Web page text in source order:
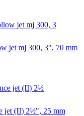
jet mj 300, 3", 70 mm
jet (II) 2½", 25 mm